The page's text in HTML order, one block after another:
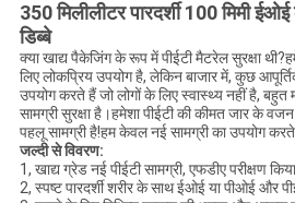
350 मिलीलीटर पारदर्शी 100 मिमी
डिब्बे
क्या खाद्य पैकेजिंग के रूप में पीईटी मैटरेल सुरक्षा
लिए लोकप्रिय उपयोग है, लेकिन बाजार में, कुछ
उपयोग करते हैं जो लोगों के लिए स्वास्थ्य नहीं है, बहुत
सामग्री सुरक्षा है।हमेशा पीईटी की कीमत जार के
पहलू सामग्री है!हम केवल नई सामग्री का उपयोग
जल्दी से विवरण:
1, खाद्य ग्रेड नई पीईटी सामग्री, एफडीए परीक्षण
2, स्पष्ट पारदर्शी शरीर के साथ ईओई या पीओई और